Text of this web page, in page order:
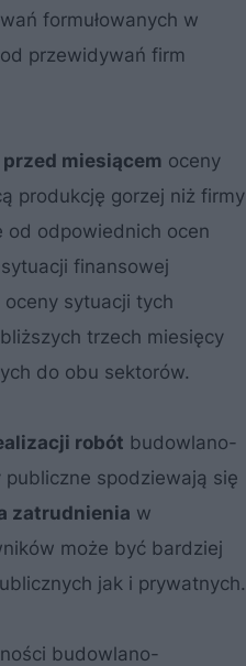
formułowanych w
od przewidywań firm
miesiącem oceny
produkcję gorzej niż firmy
od odpowiednich ocen
finansowej
sytuacji tych
trzech miesięcy
do obu sektorów.
robót budowlano-
spodziewają się
zatrudnienia w
może być bardziej
jak i prywatnych.
budowlano-